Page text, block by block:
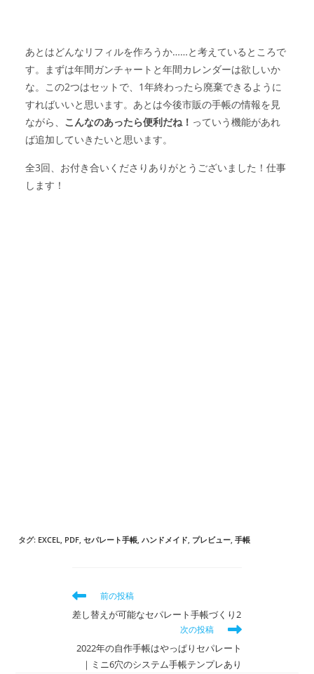
あとはどんなリフィルを作ろうか……と考えているところで
す。まずは年間ガンチャートと年間カレンダーは欲しいか
な。この2つはセットで、1年終わったら廃棄できるように
すればいいと思います。あとは今後市販の手帳の情報を見
ながら、 こんなのあったら便利だね！ っていう機能があれ
ば追加していきたいと思います。
全3回、お付き合いくださりありがとうございました！仕事
します！
タグ: EXCEL PDF セパレート手帳 ハンドメイド プレビュー 手帳
そ
の
他
記
前の投稿
差し替えが可能なセパレート手帳づくり2
次の投稿
2022年の自作手帳はやっぱりセパレート
｜ミニ6穴のシステム手帳テンプレあり